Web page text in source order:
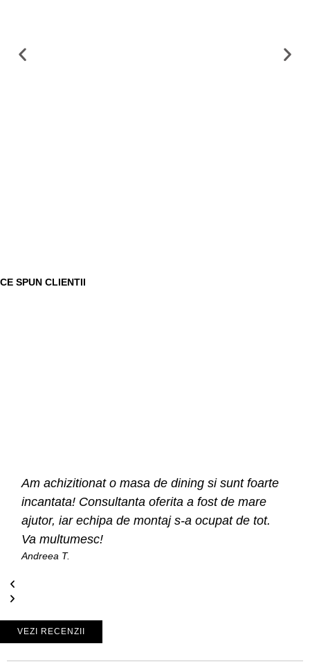
CE SPUN CLIENTII
Am achizitionat o masa de dining si sunt foarte
incantata! Consultanta oferita a fost de mare
ajutor, iar echipa de montaj s-a ocupat de tot.
Va multumesc!
Andreea T.
VEZI RECENZII